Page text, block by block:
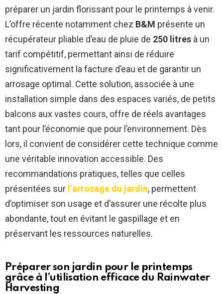
préparer un jardin florissant pour le printemps à venir.
L’offre récente notamment chez B&M présente un
récupérateur pliable d’eau de pluie de 250 litres à un
tarif compétitif, permettant ainsi de réduire
significativement la facture d’eau et de garantir un
arrosage optimal. Cette solution, associée à une
installation simple dans des espaces variés, de petits
balcons aux vastes cours, offre de réels avantages
tant pour l’économie que pour l’environnement. Dès
lors, il convient de considérer cette technique comme
une véritable innovation accessible. Des
recommandations pratiques, telles que celles
présentées sur l’arrosage du jardin, permettent
d’optimiser son usage et d’assurer une récolte plus
abondante, tout en évitant le gaspillage et en
préservant les ressources naturelles.
Préparer son jardin pour le printemps
grâce à l’utilisation efficace du Rainwater
Harvesting